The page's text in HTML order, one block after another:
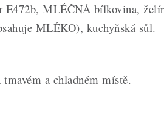
E472b, MLÉČNÁ bílkovina,
MLÉKO), kuchyňská sůl.
a chladném místě.